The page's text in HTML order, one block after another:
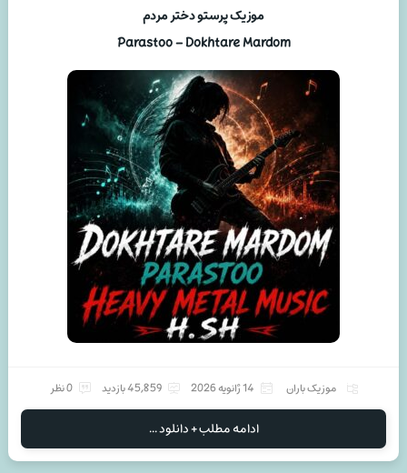
موزیک پرستو دختر مردم
Parastoo – Dokhtare Mardom
موزیک باران 14 ژانویه 2026 45,859 بازدید 0 نظر
ادامه مطلب + دانلود ...